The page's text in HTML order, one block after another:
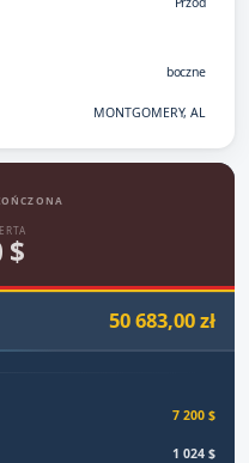
boczne
MONTGOMERY, AL
$
50 683,00 zł
7 200 $
1 024 $